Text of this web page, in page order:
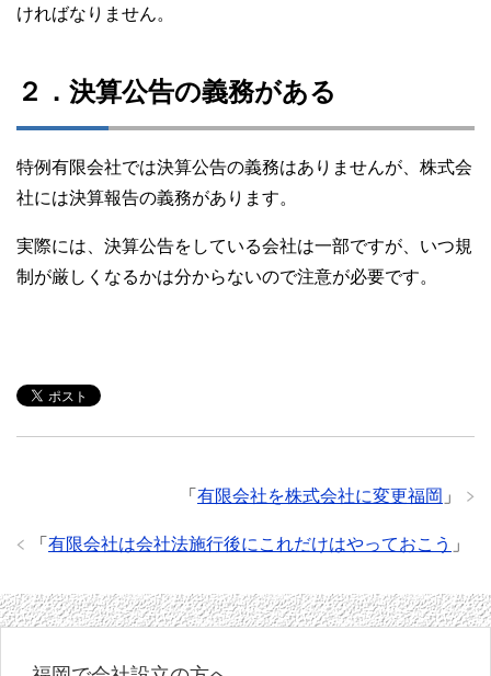
ければなりません。
２．決算公告の義務がある
特例有限会社では決算公告の義務はありませんが、株式会
社には決算報告の義務があります。
実際には、決算公告をしている会社は一部ですが、いつ規
制が厳しくなるかは分からないので注意が必要です。
「 有限会社を株式会社に変更福岡 」
「 有限会社は会社法施行後にこれだけはやっておこう 」